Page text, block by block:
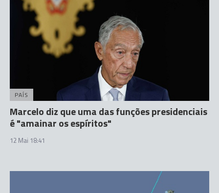
PAÍS
Marcelo diz que uma das funções presidenciais
é "amainar os espíritos"
12 Mai 18:41